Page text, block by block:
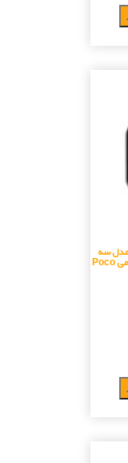
مدل سه
بعدی مناسب برای گوشی موبایل شیائومی Poco